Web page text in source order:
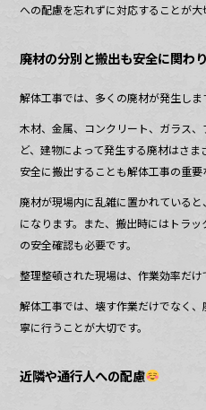
への配慮を忘れずに対応することが大
廃材の分別と搬出も安全に関わ
解体工事では、多くの廃材が発生しま
木材、金属、コンクリート、ガラス
ど、建物によって発生する廃材はさま
安全に搬出することも解体工事の重要
廃材が現場内に乱雑に置かれている
になります。また、搬出時にはトラ
の安全確認も必要です。
整理整頓された現場は、作業効率だけ
解体工事では、壊す作業だけでなく
寧に行うことが大切です。
近隣や通行人への配慮